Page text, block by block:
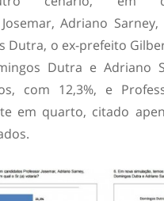
Adriano
Dutra, o ex-prefeito
Dutra e Adriano
com 12,3%, e
em quarto, citado